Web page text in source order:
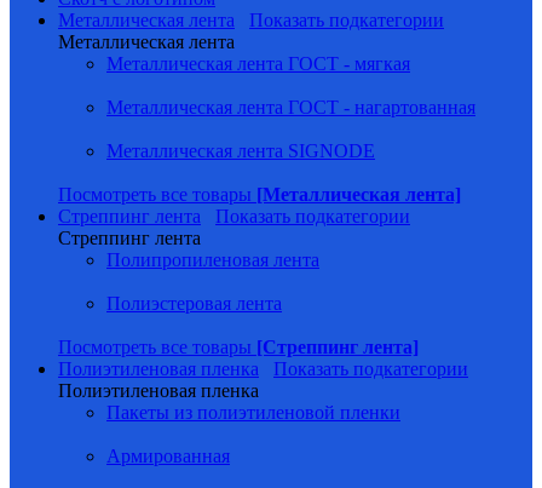
Металлическая лента
Показать подкатегории
Металлическая лента
Металлическая лента ГОСТ - мягкая
Металлическая лента ГОСТ - нагартованная
Металлическая лента SIGNODE
Посмотреть все товары [Металлическая лента]
Стреппинг лента
Показать подкатегории
Стреппинг лента
Полипропиленовая лента
Полиэстеровая лента
Посмотреть все товары [Стреппинг лента]
Полиэтиленовая пленка
Показать подкатегории
Полиэтиленовая пленка
Пакеты из полиэтиленовой пленки
Армированная